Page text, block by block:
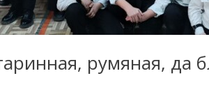
румяная, да